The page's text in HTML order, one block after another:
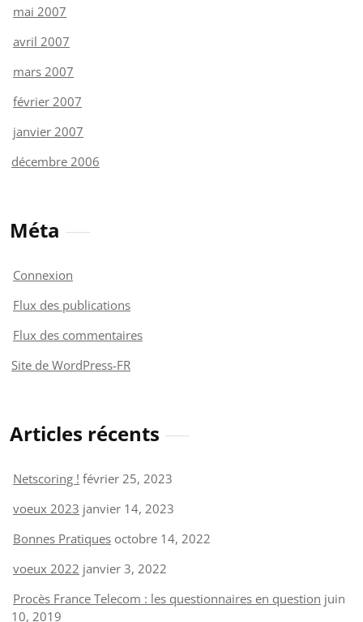
mai 2007
avril 2007
mars 2007
février 2007
janvier 2007
décembre 2006
Méta
Connexion
Flux des publications
Flux des commentaires
Site de WordPress-FR
Articles récents
Netscoring ! février 25, 2023
voeux 2023 janvier 14, 2023
Bonnes Pratiques octobre 14, 2022
voeux 2022 janvier 3, 2022
Procès France Telecom : les questionnaires en question juin
10, 2019